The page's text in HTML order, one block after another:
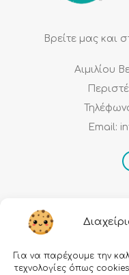
Για να παρέχουμε την
τεχνολογίες όπως
Βρείτε μας και
Αιμιλίου
Email: